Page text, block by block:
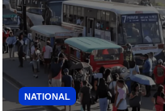
NATIONAL